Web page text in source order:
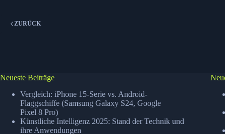
ZURÜCK
Neueste Beiträge
Vergleich: iPhone 15-Serie vs. Android-
Flaggschiffe (Samsung Galaxy S24, Google
Pixel 8 Pro)
Künstliche Intelligenz 2025: Stand der Technik und
ihre Anwendungen